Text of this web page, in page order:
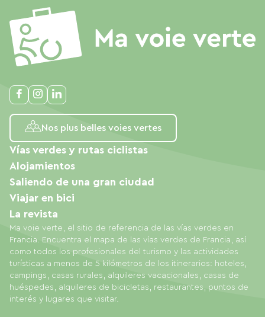
Nos plus belles voies vertes
Ma voie verte, el sitio de referencia de las vías verdes en
Francia. Encuentra el mapa de las vías verdes de Francia, así
como todos los profesionales del turismo y las actividades
turísticas a menos de 5 kilómetros de los itinerarios: hoteles,
campings, casas rurales, alquileres vacacionales, casas de
huéspedes, alquileres de bicicletas, restaurantes, puntos de
interés y lugares que visitar.
Vías verdes y rutas ciclistas
Alojamientos
Saliendo de una gran ciudad
Viajar en bici
La revista